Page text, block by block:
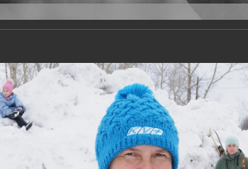
Задать вопрос
Версия для слабовидящих
Деятельность Базы данных